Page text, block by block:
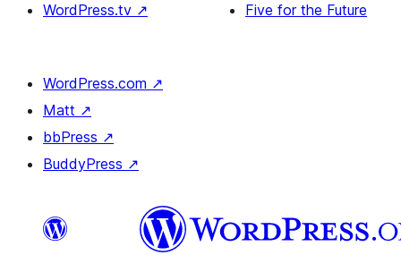
WordPress.tv ↗
Five for the Future
WordPress.com ↗
Matt ↗
bbPress ↗
BuddyPress ↗